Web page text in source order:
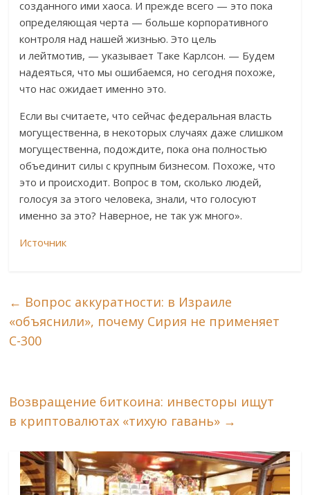
созданного ими хаоса. И прежде всего — это пока
определяющая черта — больше корпоративного
контроля над нашей жизнью. Это цель
и лейтмотив, — указывает Таке Карлсон. — Будем
надеяться, что мы ошибаемся, но сегодня похоже,
что нас ожидает именно это.
Если вы считаете, что сейчас федеральная власть
могущественна, в некоторых случаях даже слишком
могущественна, подождите, пока она полностью
объединит силы с крупным бизнесом. Похоже, что
это и происходит. Вопрос в том, сколько людей,
голосуя за этого человека, знали, что голосуют
именно за это? Наверное, не так уж много».
Источник
← Вопрос аккуратности: в Израиле
«объяснили», почему Сирия не применяет
С-300
Возвращение биткоина: инвесторы ищут
в криптовалютах «тихую гавань» →